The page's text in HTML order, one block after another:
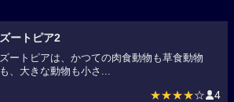
ズートピア2
ズートピアは、かつての肉食動物も草食動物
も、大きな動物も小さ...
★★★★☆ 4